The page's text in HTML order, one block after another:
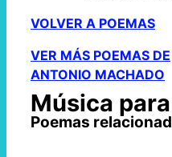
VOLVER A POEMAS
VER MÁS POEMAS DE
ANTONIO MACHADO
Música
Poemas